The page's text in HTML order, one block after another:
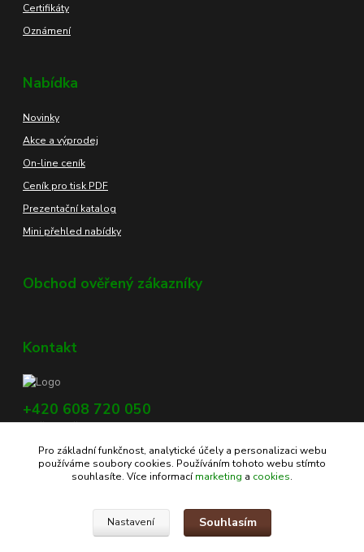
Certifikáty
Oznámení
Nabídka
Novinky
Akce a výprodej
On-line ceník
Ceník pro tisk PDF
Prezentační katalog
Mini přehled nabídky
Obchod ověřený zákazníky
Kontakt
+420 608 720 050
Využijte náš chat, vpravo dole na obrazovce.
info@profikoreni.cz
Pro základní funkčnost, analytické účely a personalizaci webu
používáme soubory cookies. Používáním tohoto webu stímto
souhlasíte. Více informacímarketing a cookies.
Nastavení Souhlasím